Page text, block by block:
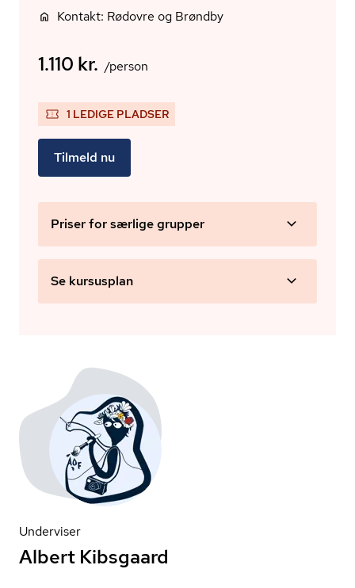
Kontakt: Rødovre og Brøndby
1.110 kr. /person
1 LEDIGE PLADSER
Tilmeld nu
Priser for særlige grupper
Se kursusplan
Underviser
Albert Kibsgaard